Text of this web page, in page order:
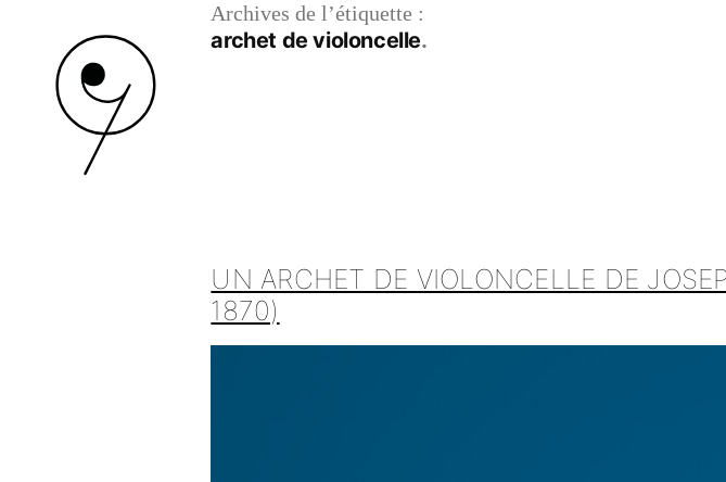
Archives de l’étiquette :
archet de violoncelle
UN ARCHET DE VIOLONCELLE DE
1870)